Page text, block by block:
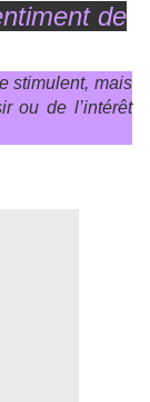
de
stimulent, mais
ou de l’intérêt